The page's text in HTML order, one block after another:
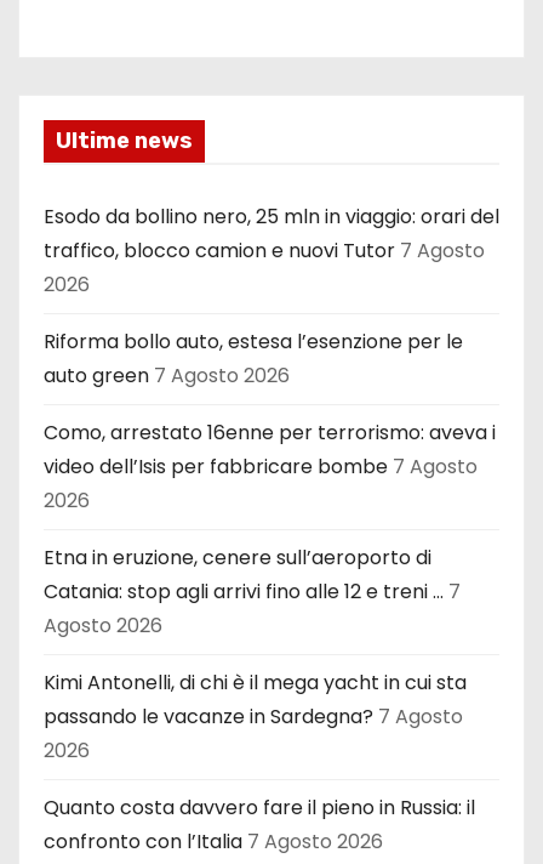
Ultime news
Esodo da bollino nero, 25 mln in viaggio: orari del
traffico, blocco camion e nuovi Tutor 7 Agosto
2026
Riforma bollo auto, estesa l’esenzione per le
auto green 7 Agosto 2026
Como, arrestato 16enne per terrorismo: aveva i
video dell’Isis per fabbricare bombe 7 Agosto
2026
Etna in eruzione, cenere sull’aeroporto di
Catania: stop agli arrivi fino alle 12 e treni … 7
Agosto 2026
Kimi Antonelli, di chi è il mega yacht in cui sta
passando le vacanze in Sardegna? 7 Agosto
2026
Quanto costa davvero fare il pieno in Russia: il
confronto con l’Italia 7 Agosto 2026